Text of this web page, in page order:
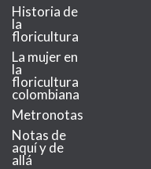
Historia de
la
floricultura
La mujer en
la
floricultura
colombiana
Metronotas
Notas de
aquí y de
allá